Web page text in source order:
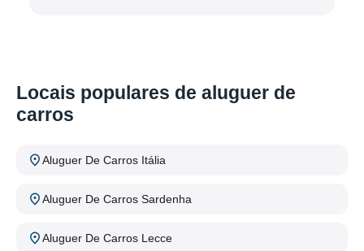
Locais populares de aluguer de
carros
Aluguer De Carros Itália
Aluguer De Carros Sardenha
Aluguer De Carros Lecce